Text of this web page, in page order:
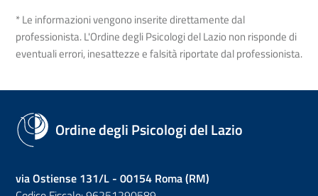
* Le informazioni vengono inserite direttamente dal
professionista. L'Ordine degli Psicologi del Lazio non risponde di
eventuali errori, inesattezze e falsità riportate dal professionista.
Ordine degli Psicologi del Lazio
via Ostiense 131/L - 00154 Roma (RM)